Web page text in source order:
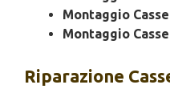
Montaggio
Montaggio
Riparazione